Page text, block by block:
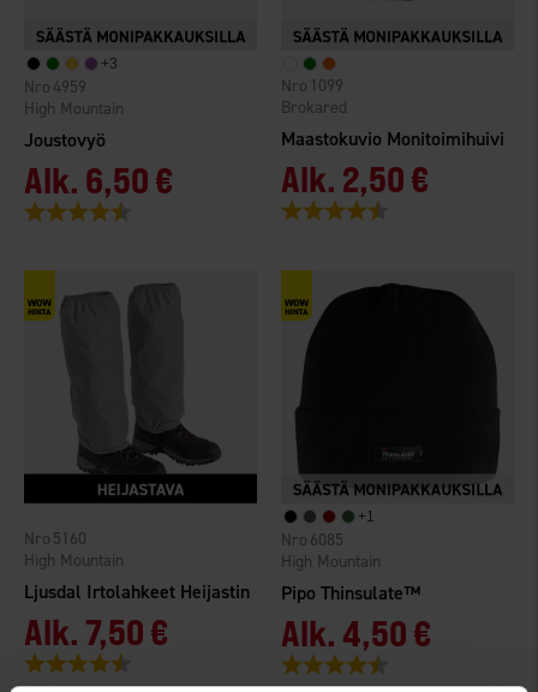
+3
Joustovyö
High Mountain
4959
Alk. 6,50 €
Arvio:
Maastokuvio Monitoimihuivi
Brokared
1099
Alk. 2,50 €
Arvio:
Ljusdal Irtolahkeet Heijastin
High Mountain
5160
Alk. 7,50 €
Arvio:
+1
Pipo Thinsulate™
High Mountain
6085
Alk. 4,50 €
Arvio: